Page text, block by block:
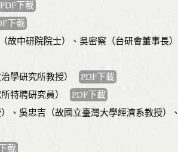
PDF下載
下載
中研院院士）、吳密察（台研會董事長）
學研究所教授）
PDF下載
特聘研究員）
PDF下載
、吳忠吉（故國立臺灣大學經濟系教授）、
載